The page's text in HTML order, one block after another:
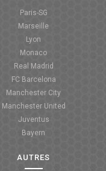
Paris-SG
Marseille
Lyon
Monaco
Real Madrid
FC Barcelona
Manchester City
Manchester United
Juventus
Bayern
AUTRES